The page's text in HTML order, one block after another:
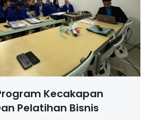
Kecakapan
Pelatihan Bisnis